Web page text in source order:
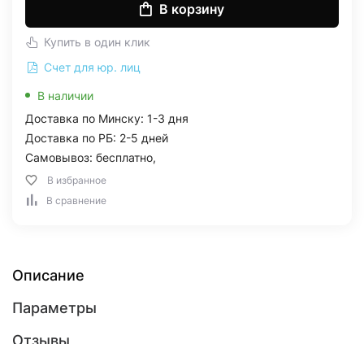
В корзину
Купить в один клик
Счет для юр. лиц
В наличии
Доставка по Минску: 1-3 дня
Доставка по РБ: 2-5 дней
Самовывоз: бесплатно,
В избранное
В сравнение
Описание
Параметры
Отзывы